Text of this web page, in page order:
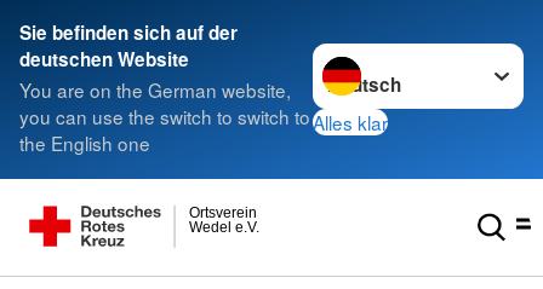
Sie befinden sich auf der
deutschen Website
You are on the German website,
you can use the switch to switch to
the English one
Sprache wechseln zu
Alles klar
Wedel e.V.
Ortsverein